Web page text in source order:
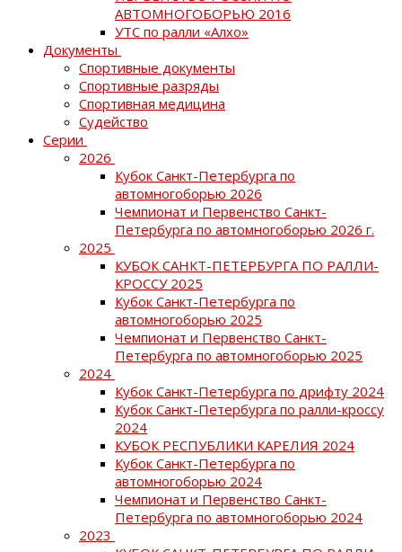
АВТОМНОГОБОРЬЮ 2016
УТС по ралли «Алхо»
Документы
Спортивные документы
Спортивные разряды
Спортивная медицина
Судейство
Серии
2026
Кубок Санкт-Петербурга по
автомногоборью 2026
Чемпионат и Первенство Санкт-
Петербурга по автомногоборью 2026 г.
2025
КУБОК САНКТ-ПЕТЕРБУРГА ПО РАЛЛИ-
КРОССУ 2025
Кубок Санкт-Петербурга по
автомногоборью 2025
Чемпионат и Первенство Санкт-
Петербурга по автомногоборью 2025
2024
Кубок Санкт-Петербурга по дрифту 2024
Кубок Санкт-Петербурга по ралли-кроссу
2024
КУБОК РЕСПУБЛИКИ КАРЕЛИЯ 2024
Кубок Санкт-Петербурга по
автомногоборью 2024
Чемпионат и Первенство Санкт-
Петербурга по автомногоборью 2024
2023